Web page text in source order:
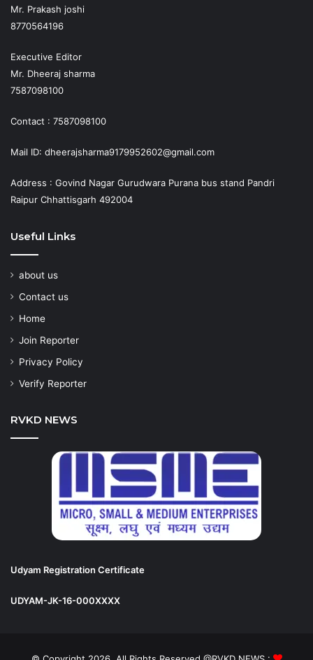
Mr. Prakash joshi
8770564196
Executive Editor
Mr. Dheeraj sharma
7587098100
Contact : 7587098100
Mail ID: dheerajsharma9179952602@gmail.com
Address : Govind Nagar Gurudwara Purana bus stand Pandri
Raipur Chhattisgarh 492004
Useful Links
about us
Contact us
Home
Join Reporter
Privacy Policy
Verify Reporter
RVKD NEWS
Udyam Registration Certificate
UDYAM-JK-16-000XXXX